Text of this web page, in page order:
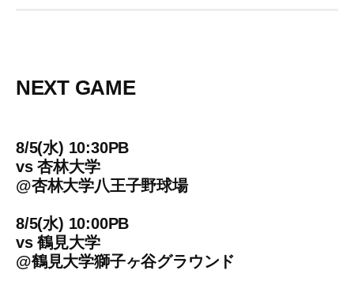
NEXT GAME
8/5(水) 10:30PB
vs杏林大学
@杏林大学八王子野球場
8/5(水) 10:00PB
vs鶴見大学
@鶴見大学獅子ヶ谷グラウンド